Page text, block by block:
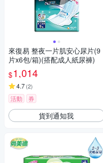
來復易 整夜一片肌安心尿片(9
片x6包/箱)(搭配成人紙尿褲)
$1,014
4.7(2)
活動 券
貨到通知我